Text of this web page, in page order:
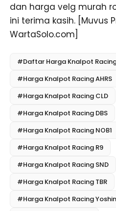
dan harga velg murah
ini terima kasih. [Muvus
WartaSolo.com]
#Daftar Harga Knalpot
#Harga Knalpot Racing AHRS
#Harga Knalpot Racing CLD
#Harga Knalpot Racing DBS
#Harga Knalpot Racing NOB1
#Harga Knalpot Racing R9
#Harga Knalpot Racing SND
#Harga Knalpot Racing TBR
#Harga Knalpot Racing